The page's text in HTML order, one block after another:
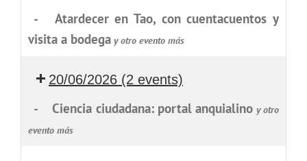
-
Atardecer en Tao, con cuentacuentos y
visita a bodegay otro evento más
20/06/2026 (2 events)
- Ciencia ciudadana: portal anquialino y otro
evento más